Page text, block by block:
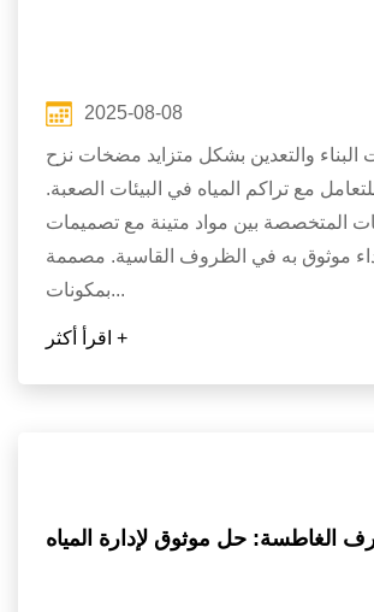
2025-08-08
البناء والتعدين بشكل متزايد مضخات نزح
مع تراكم المياه في البيئات الصعبة.
المتخصصة بين مواد متينة مع تصميمات
موثوق به في الظروف القاسية. مصممة
بمكونات...
اقرأ أكثر +
الغاطسة: حل موثوق لإدارة المياه